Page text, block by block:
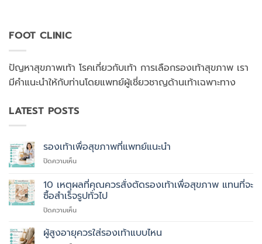
FOOT CLINIC
ปัญหาสุขภาพเท้า โรคเกี่ยวกับเท้า การเลือกรองเท้าสุขภาพ เรา
มีคำแนะนำให้กับท่านโดยแพทย์ผู้เชี่ยวชาญด้านเท้าเฉพาะทาง
LATEST POSTS
รองเท้าเพื่อสุขภาพที่แพทย์แนะนำ
ปิดความเห็นบน
เพื่อ
สุขภาพ
ที่
แพทย์
10 เหตุผลที่คุณควรสั่งตัดรองเท้าเพื่อสุขภาพ แทนที่จะ
ซื้อสำเร็จรูปทั่วไป
ปิดความเห็นบน
เหตุผล
ผู้สูงอายุควรใส่รองเท้าแบบไหน